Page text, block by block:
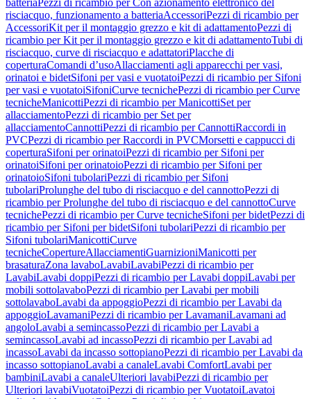
batteriaPezzi di ricambio per Con azionamento elettronico del
risciacquo, funzionamento a batteriaAccessoriPezzi di ricambio per
AccessoriKit per il montaggio grezzo e kit di adattamentoPezzi di
ricambio per Kit per il montaggio grezzo e kit di adattamentoTubi di
risciacquo, curve di risciacquo e adattatoriPlacche di
coperturaComandi d’usoAllacciamenti agli apparecchi per vasi,
orinatoi e bidetSifoni per vasi e vuotatoiPezzi di ricambio per Sifoni
per vasi e vuotatoiSifoniCurve tecnichePezzi di ricambio per Curve
tecnicheManicottiPezzi di ricambio per ManicottiSet per
allacciamentoPezzi di ricambio per Set per
allacciamentoCannottiPezzi di ricambio per CannottiRaccordi in
PVCPezzi di ricambio per Raccordi in PVCMorsetti e cappucci di
coperturaSifoni per orinatoiPezzi di ricambio per Sifoni per
orinatoiSifoni per orinatoioPezzi di ricambio per Sifoni per
orinatoioSifoni tubolariPezzi di ricambio per Sifoni
tubolariProlunghe del tubo di risciacquo e del cannottoPezzi di
ricambio per Prolunghe del tubo di risciacquo e del cannottoCurve
tecnichePezzi di ricambio per Curve tecnicheSifoni per bidetPezzi di
ricambio per Sifoni per bidetSifoni tubolariPezzi di ricambio per
Sifoni tubolariManicottiCurve
tecnicheCopertureAllacciamentiGuarnizioniManicotti per
brasaturaZona lavaboLavabiLavabiPezzi di ricambio per
LavabiLavabi doppiPezzi di ricambio per Lavabi doppiLavabi per
mobili sottolavaboPezzi di ricambio per Lavabi per mobili
sottolavaboLavabi da appoggioPezzi di ricambio per Lavabi da
appoggioLavamaniPezzi di ricambio per LavamaniLavamani ad
angoloLavabi a semincassoPezzi di ricambio per Lavabi a
semincassoLavabi ad incassoPezzi di ricambio per Lavabi ad
incassoLavabi da incasso sottopianoPezzi di ricambio per Lavabi da
incasso sottopianoLavabi a canaleLavabi ComfortLavabi per
bambiniLavabi a canaleUlteriori lavabiPezzi di ricambio per
Ulteriori lavabiVuotatoiPezzi di ricambio per VuotatoiLavatoi